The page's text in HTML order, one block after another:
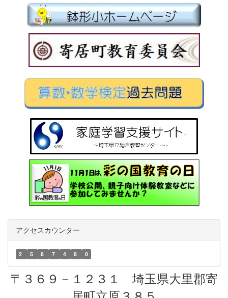
アクセスカウンター
2 5 8 7 4 8 0
〒３６９－１２３１ 埼玉県大里郡寄